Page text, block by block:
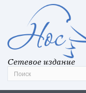
Сетевое издание